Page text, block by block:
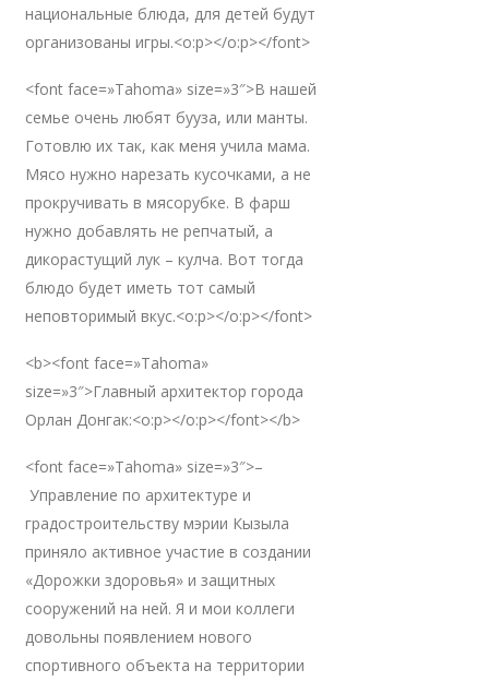
национальные блюда, для детей будут
организованы игры.<o:p></o:p></font>
<font face=»Tahoma» size=»3″>В нашей
семье очень любят бууза, или манты.
Готовлю их так, как меня учила мама.
Мясо нужно нарезать кусочками, а не
прокручивать в мясорубке. В фарш
нужно добавлять не репчатый, а
дикорастущий лук – кулча. Вот тогда
блюдо будет иметь тот самый
неповторимый вкус.<o:p></o:p></font>
<b><font face=»Tahoma»
size=»3″>Главный архитектор города
Орлан Донгак:<o:p></o:p></font></b>
<font face=»Tahoma» size=»3″>–
Управление по архитектуре и
градостроительству мэрии Кызыла
приняло активное участие в создании
«Дорожки здоровья» и защитных
сооружений на ней. Я и мои коллеги
довольны появлением нового
спортивного объекта на территории